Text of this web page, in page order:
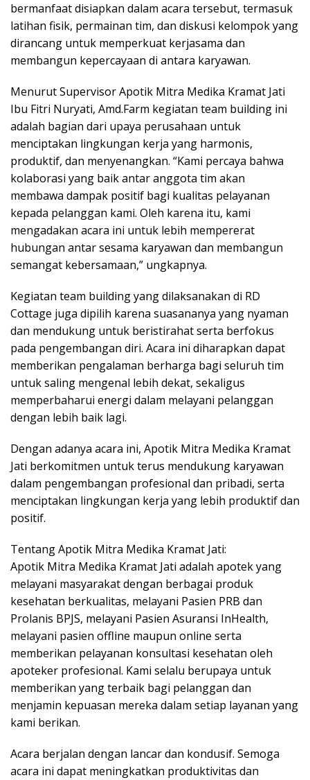
bermanfaat disiapkan dalam acara tersebut, termasuk
latihan fisik, permainan tim, dan diskusi kelompok yang
dirancang untuk memperkuat kerjasama dan
membangun kepercayaan di antara karyawan.
Menurut Supervisor Apotik Mitra Medika Kramat Jati
Ibu Fitri Nuryati, Amd.Farm kegiatan team building ini
adalah bagian dari upaya perusahaan untuk
menciptakan lingkungan kerja yang harmonis,
produktif, dan menyenangkan. “Kami percaya bahwa
kolaborasi yang baik antar anggota tim akan
membawa dampak positif bagi kualitas pelayanan
kepada pelanggan kami. Oleh karena itu, kami
mengadakan acara ini untuk lebih mempererat
hubungan antar sesama karyawan dan membangun
semangat kebersamaan,” ungkapnya.
Kegiatan team building yang dilaksanakan di RD
Cottage juga dipilih karena suasananya yang nyaman
dan mendukung untuk beristirahat serta berfokus
pada pengembangan diri. Acara ini diharapkan dapat
memberikan pengalaman berharga bagi seluruh tim
untuk saling mengenal lebih dekat, sekaligus
memperbaharui energi dalam melayani pelanggan
dengan lebih baik lagi.
Dengan adanya acara ini, Apotik Mitra Medika Kramat
Jati berkomitmen untuk terus mendukung karyawan
dalam pengembangan profesional dan pribadi, serta
menciptakan lingkungan kerja yang lebih produktif dan
positif.
Tentang Apotik Mitra Medika Kramat Jati:
Apotik Mitra Medika Kramat Jati adalah apotek yang
melayani masyarakat dengan berbagai produk
kesehatan berkualitas, melayani Pasien PRB dan
Prolanis BPJS, melayani Pasien Asuransi InHealth,
melayani pasien offline maupun online serta
memberikan pelayanan konsultasi kesehatan oleh
apoteker profesional. Kami selalu berupaya untuk
memberikan yang terbaik bagi pelanggan dan
menjamin kepuasan mereka dalam setiap layanan yang
kami berikan.
Acara berjalan dengan lancar dan kondusif. Semoga
acara ini dapat meningkatkan produktivitas dan